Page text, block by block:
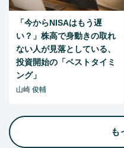
「今からNISAはもう遅
い？」株高で身動きの取れ
ない人が見落としている、
投資開始の「ベストタイミ
ング」
山崎 俊輔
も